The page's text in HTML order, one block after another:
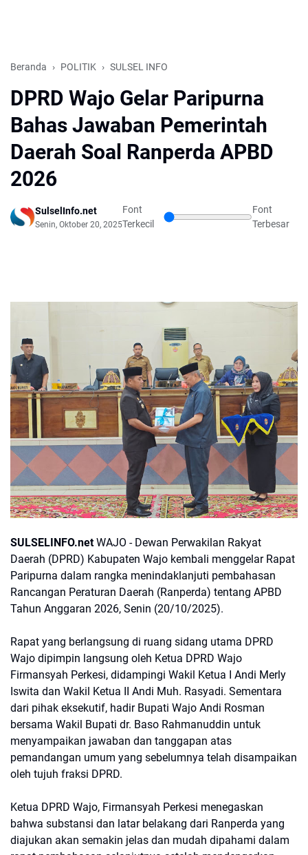
Beranda POLITIK SULSEL INFO
DPRD Wajo Gelar Paripurna
Bahas Jawaban Pemerintah
Daerah Soal Ranperda APBD
2026
SulselInfo.net
Senin, Oktober 20, 2025
Font
Terkecil
Font
Terbesar
SULSELINFO.netWAJO - Dewan Perwakilan Rakyat
Daerah (DPRD) Kabupaten Wajo kembali menggelar Rapat
Paripurna dalam rangka menindaklanjuti pembahasan
Rancangan Peraturan Daerah (Ranperda) tentang APBD
Tahun Anggaran 2026, Senin (20/10/2025).
Rapat yang berlangsung di ruang sidang utama DPRD
Wajo dipimpin langsung oleh Ketua DPRD Wajo
Firmansyah Perkesi, didampingi Wakil Ketua I Andi Merly
Iswita dan Wakil Ketua II Andi Muh. Rasyadi. Sementara
dari pihak eksekutif, hadir Bupati Wajo Andi Rosman
bersama Wakil Bupati dr. Baso Rahmanuddin untuk
menyampaikan jawaban dan tanggapan atas
pemandangan umum yang sebelumnya telah disampaikan
oleh tujuh fraksi DPRD.
Ketua DPRD Wajo, Firmansyah Perkesi menegaskan
bahwa substansi dan latar belakang dari Ranperda yang
diajukan akan semakin jelas dan mudah dipahami dalam